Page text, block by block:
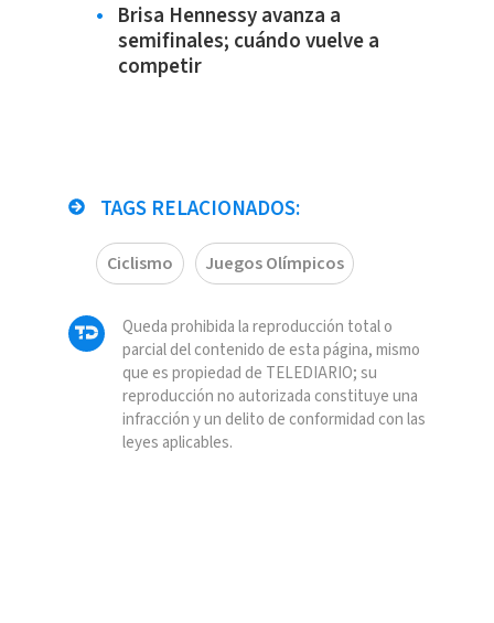
Brisa Hennessy avanza a
semifinales; cuándo vuelve a
competir
TAGS RELACIONADOS:
Ciclismo Juegos Olímpicos
Queda prohibida la reproducción total o
parcial del contenido de esta página, mismo
que es propiedad de TELEDIARIO; su
reproducción no autorizada constituye una
infracción y un delito de conformidad con las
leyes aplicables.